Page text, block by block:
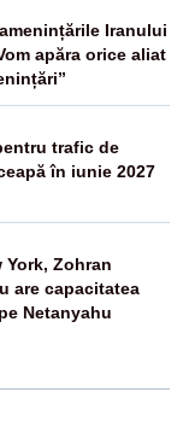
Iranului
apăra orice aliat
trafic de
în iunie 2027
York, Zohran
are capacitatea
Netanyahu